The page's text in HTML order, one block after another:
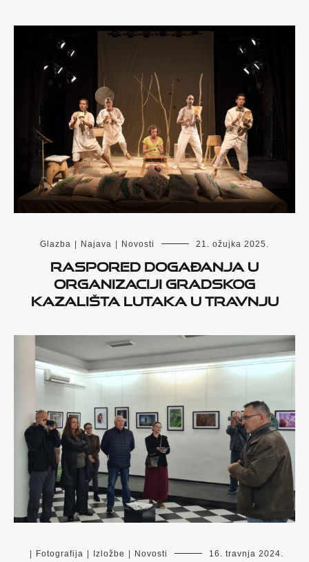
Glazba | Najava | Novosti 21. ožujka 2025.
RASPORED DOGAĐANJA U
ORGANIZACIJI GRADSKOG
KAZALIŠTA LUTAKA U TRAVNJU
| Fotografija | Izložbe | Novosti 16. travnja 2024.